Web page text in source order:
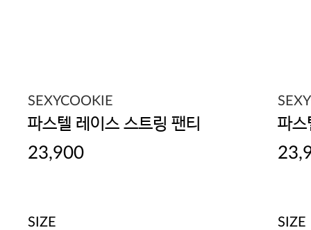
SEXYCOOKIE
파스텔 레이스 스트링 팬티
23,900
SIZE
파스
SIZE